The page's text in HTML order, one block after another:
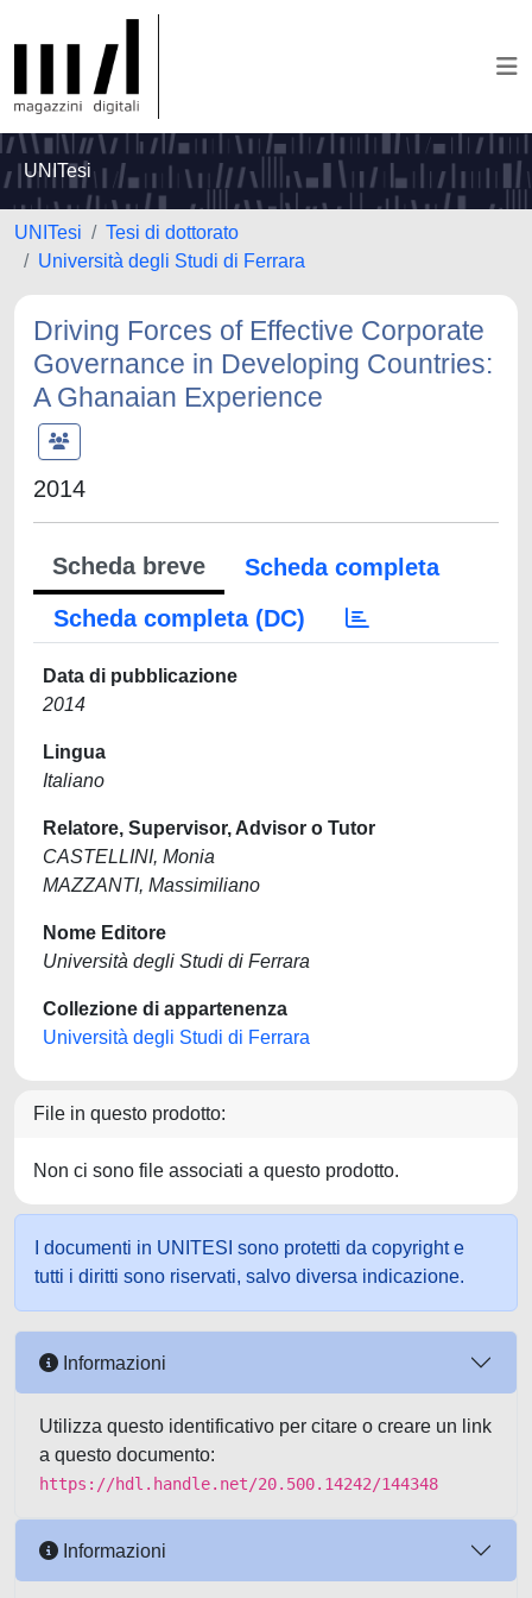
UNITesi
UNITesi
Tesi di dottorato
Università degli Studi di Ferrara
Driving Forces of Effective Corporate
Governance in Developing Countries:
A Ghanaian Experience
2014
Scheda breve
Scheda completa
Scheda completa (DC)
Data di pubblicazione
2014
Lingua
Italiano
Relatore, Supervisor, Advisor o Tutor
CASTELLINI, Monia
MAZZANTI, Massimiliano
Nome Editore
Università degli Studi di Ferrara
Collezione di appartenenza
Università degli Studi di Ferrara
File in questo prodotto:
Non ci sono file associati a questo prodotto.
I documenti in UNITESI sono protetti da copyright e
tutti i diritti sono riservati, salvo diversa indicazione.
Informazioni
Utilizza questo identificativo per citare o creare un link
a questo documento:
https://hdl.handle.net/20.500.14242/144348
Informazioni